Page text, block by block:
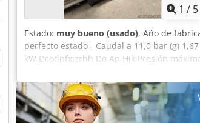
1 / 5
Estado: muy bueno (usado), Año de
perfecto estado - Caudal a 11,0 bar (g)
kW Dcodpfxjzrhh Do Ap Hjk Presión
91,2 % Clase de eficiencia del motor de
kW Velocidad del motor de transmisión
Alimentación eléctrica 400 V / 3 / 50 Hz
temperatura ambiente (a +20 °C, 30 % de